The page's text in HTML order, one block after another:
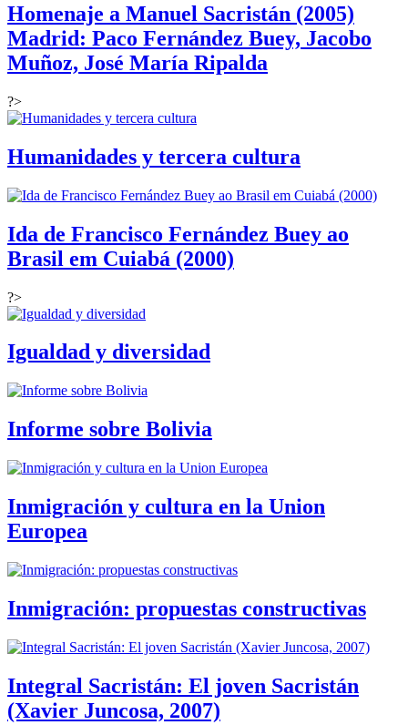
Homenaje a Manuel Sacristán (2005)
Madrid: Paco Fernández Buey, Jacobo
Muñoz, José María Ripalda
?>
Humanidades y tercera cultura
Ida de Francisco Fernández Buey ao
Brasil em Cuiabá (2000)
?>
Igualdad y diversidad
Informe sobre Bolivia
Inmigración y cultura en la Union
Europea
Inmigración: propuestas constructivas
Integral Sacristán: El joven Sacristán
(Xavier Juncosa, 2007)